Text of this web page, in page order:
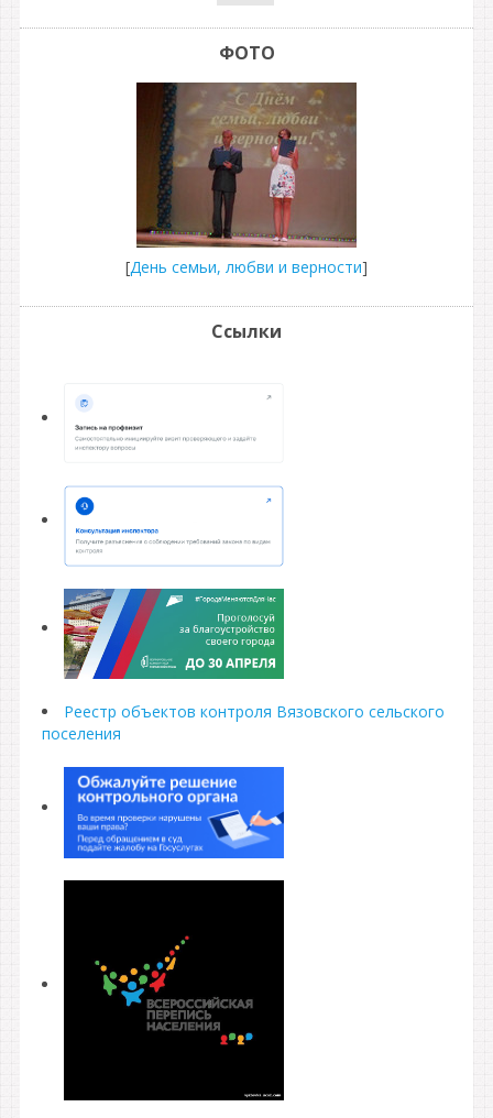
ФОТО
[День семьи, любви и верности]
Ссылки
Реестр объектов контроля Вязовского сельского
поселения